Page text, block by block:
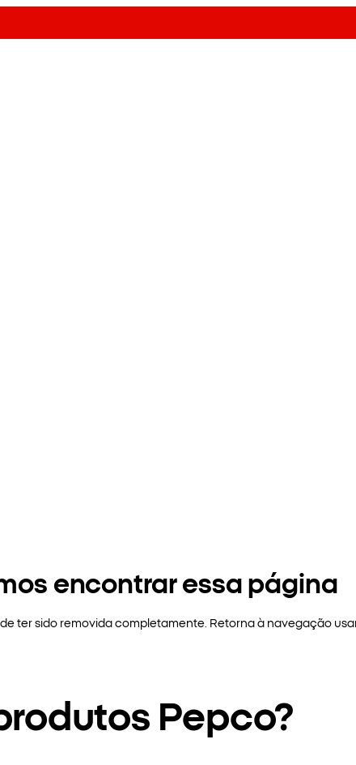
encontrar essa página
ter sido removida completamente. Retorna à navegação
Pepco?